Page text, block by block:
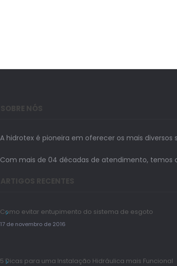
A hidrotex é pioneira em oferecer os mais
Com mais de 04 décadas de atendimento, temos
Como evitar entupimento do sistema de esgoto
17 de novembro de 2016
5 Dicas para uma Instalação Hidráulica mais Funcional